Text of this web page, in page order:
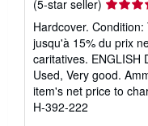
(5-star seller) Seller
rating
5
out
of
5
stars
Hardcover.
jusqu'à 15% du prix
caritatives. ENGLISH
Used, Very good.
item's net price to
H-392-222